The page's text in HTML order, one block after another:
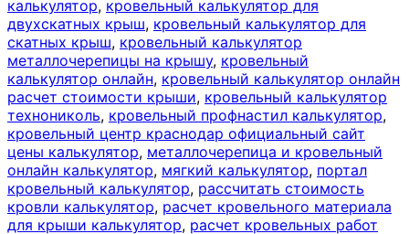
калькулятор, кровельный калькулятор для
двухскатных крыш, кровельный калькулятор для
скатных крыш, кровельный калькулятор
металлочерепицы на крышу, кровельный
калькулятор онлайн, кровельный калькулятор онлайн
расчет стоимости крыши, кровельный калькулятор
технониколь, кровельный профнастил калькулятор,
кровельный центр краснодар официальный сайт
цены калькулятор, металлочерепица и кровельный
онлайн калькулятор, мягкий калькулятор, портал
кровельный калькулятор, рассчитать стоимость
кровли калькулятор, расчет кровельного материала
для крыши калькулятор, расчет кровельных работ